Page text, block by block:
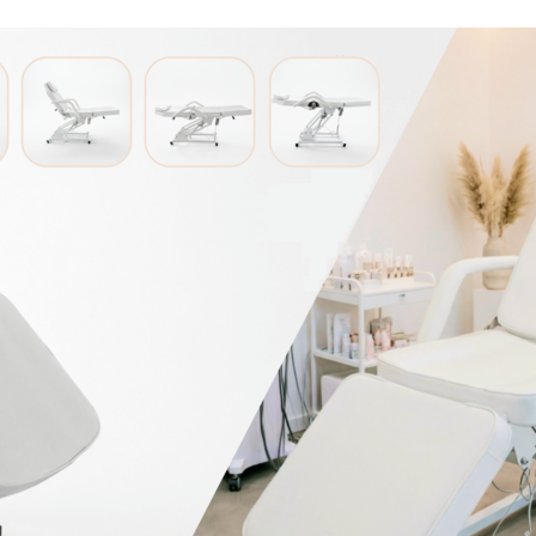
статус вашего салона красоты или медицинского
позволяют рационально использовать площадь